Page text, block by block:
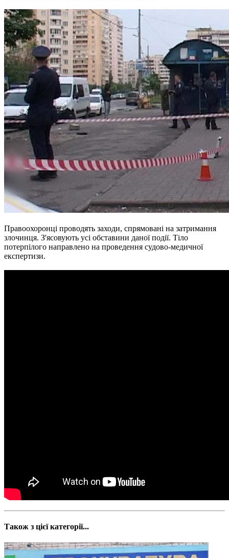
Правоохоронці проводять заходи, спрямовані на затримання
злочинця. З'ясовують усі обставини даної події. Тіло
потерпілого направлено на проведення судово-медичної
експертизи.
Також з цієї категорії...